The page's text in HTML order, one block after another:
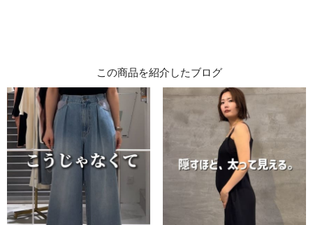
この商品を紹介したブログ